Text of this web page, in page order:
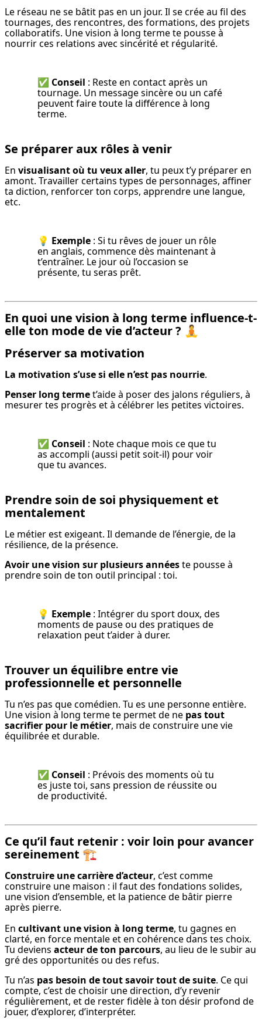
Le réseau ne se bâtit pas en un jour. Il se crée au fil des
tournages, des rencontres, des formations, des projets
collaboratifs. Une vision à long terme te pousse à
nourrir ces relations avec sincérité et régularité.
✅ Conseil : Reste en contact après un
tournage. Un message sincère ou un café
peuvent faire toute la différence à long
terme.
Se préparer aux rôles à venir
En visualisant où tu veux aller, tu peux t’y préparer en
amont. Travailler certains types de personnages, affiner
ta diction, renforcer ton corps, apprendre une langue,
etc.
💡 Exemple : Si tu rêves de jouer un rôle
en anglais, commence dès maintenant à
t’entraîner. Le jour où l’occasion se
présente, tu seras prêt.
En quoi une vision à long terme influence-t-
elle ton mode de vie d’acteur ? 🧘
Préserver sa motivation
La motivation s’use si elle n’est pas nourrie.
Penser long terme t’aide à poser des jalons réguliers, à
mesurer tes progrès et à célébrer les petites victoires.
✅ Conseil : Note chaque mois ce que tu
as accompli (aussi petit soit-il) pour voir
que tu avances.
Prendre soin de soi physiquement et
mentalement
Le métier est exigeant. Il demande de l’énergie, de la
résilience, de la présence.
Avoir une vision sur plusieurs années te pousse à
prendre soin de ton outil principal : toi.
💡 Exemple : Intégrer du sport doux, des
moments de pause ou des pratiques de
relaxation peut t’aider à durer.
Trouver un équilibre entre vie
professionnelle et personnelle
Tu n’es pas que comédien. Tu es une personne entière.
Une vision à long terme te permet de ne pas tout
sacrifier pour le métier, mais de construire une vie
équilibrée et durable.
✅ Conseil : Prévois des moments où tu
es juste toi, sans pression de réussite ou
de productivité.
Ce qu’il faut retenir : voir loin pour avancer
sereinement 🏗️
Construire une carrière d’acteur, c’est comme
construire une maison : il faut des fondations solides,
une vision d’ensemble, et la patience de bâtir pierre
après pierre.
En cultivant une vision à long terme, tu gagnes en
clarté, en force mentale et en cohérence dans tes choix.
Tu deviens acteur de ton parcours, au lieu de le subir au
gré des opportunités ou des refus.
Tu n’as pas besoin de tout savoir tout de suite. Ce qui
compte, c’est de choisir une direction, d’y revenir
régulièrement, et de rester fidèle à ton désir profond de
jouer, d’explorer, d’interpréter.